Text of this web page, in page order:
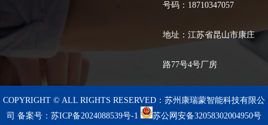
号码：18710347057
地址：江苏省昆山市康庄
路77号4号厂房
COPYRIGHT © ALL RIGHTS RESERVED：苏州康瑞蒙智能科技有限公
司 备案号：苏ICP备2024088539号-1 苏公网安备32058302004950号